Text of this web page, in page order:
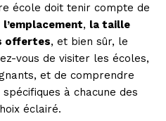
école doit tenir compte de
l’emplacement, la taille
offertes, et bien sûr, le
vous de visiter les écoles,
et de comprendre
à chacune des
éclairé.